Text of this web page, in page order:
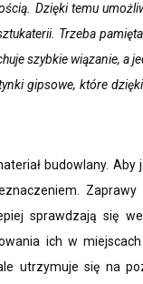
Dzięki temu
Trzeba
szybkie wiązanie, a
gipsowe, które
budowlany. Aby
Zaprawy
sprawdzają się
ich w
utrzymuje się na